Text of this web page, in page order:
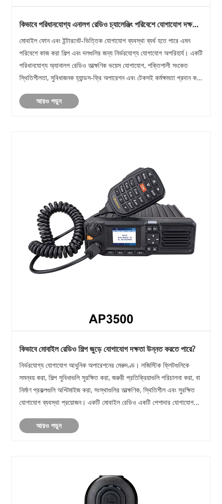
কিভাবে পরিধানযোগ্য এনালগ রেডিও চ্যালেঞ্জিং পরিবেশে যোগাযোগ দক্ষতা
মোবাইল ফোন এবং ইন্টারনেট-ভিত্তিক যোগাযোগ ব্যবস্থা ব্যর্থ হতে পারে এমন
পরিবেশে কাজ করা শিল্প এবং দলগুলির জন্য নির্ভরযোগ্য যোগাযোগ অপরিহার্য। একটি
পরিধানযোগ্য অ্যানালগ রেডিও তাত্ক্ষণিক ভয়েস যোগাযোগ, শক্তিশালী সংকেত
স্থিতিশীলতা, সুবিধাজনক হ্যান্ডস-ফ্রি অপারেশন এবং টেকসই কর্মক্ষমতা প্রদান করে
আরও পড়ুন
কিভাবে মোবাইল রেডিও শিল্প জুড়ে যোগাযোগ দক্ষতা উন্নত করতে পারে?
নির্ভরযোগ্য যোগাযোগ আধুনিক অপারেশনের মেরুদণ্ড। লজিস্টিক ফ্লিটগুলিকে
সমন্বয় করা, শিল্প সুবিধাগুলি সুরক্ষিত করা, জরুরী প্রতিক্রিয়াগুলি পরিচালনা করা, বা
নির্মাণ প্রকল্পগুলি অপ্টিমাইজ করা, সংস্থাগুলির তাত্ক্ষণিক, স্থিতিশীল এবং সুরক্ষিত
যোগাযোগ ব্যবস্থা প্রয়োজন। একটি মোবাইল রেডিও একটি পেশাদার যোগাযোগ
আরও পড়ুন